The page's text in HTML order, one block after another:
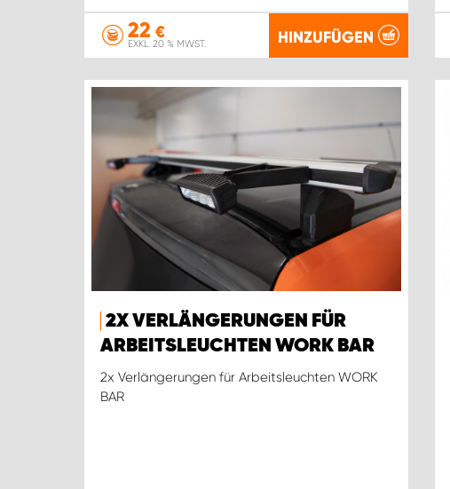
22 €
EXKL. 20 % MWST. HINZUFÜGEN
2X VERLÄNGERUNGEN FÜR
ARBEITSLEUCHTEN WORK BAR
2x Verlängerungen für Arbeitsleuchten WORK
BAR